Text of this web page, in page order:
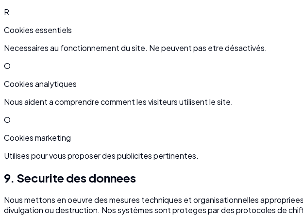
R
Cookies essentiels
Necessaires au fonctionnement du site. Ne peuvent pas etre désactivés.
O
Cookies analytiques
Nous aident a comprendre comment les visiteurs utilisent le site.
O
Cookies marketing
Utilises pour vous proposer des publicites pertinentes.
9. Securite des donnees
Nous mettons en oeuvre des mesures techniques et organisationnelles
divulgation ou destruction. Nos systèmes sont proteges par des protocoles de